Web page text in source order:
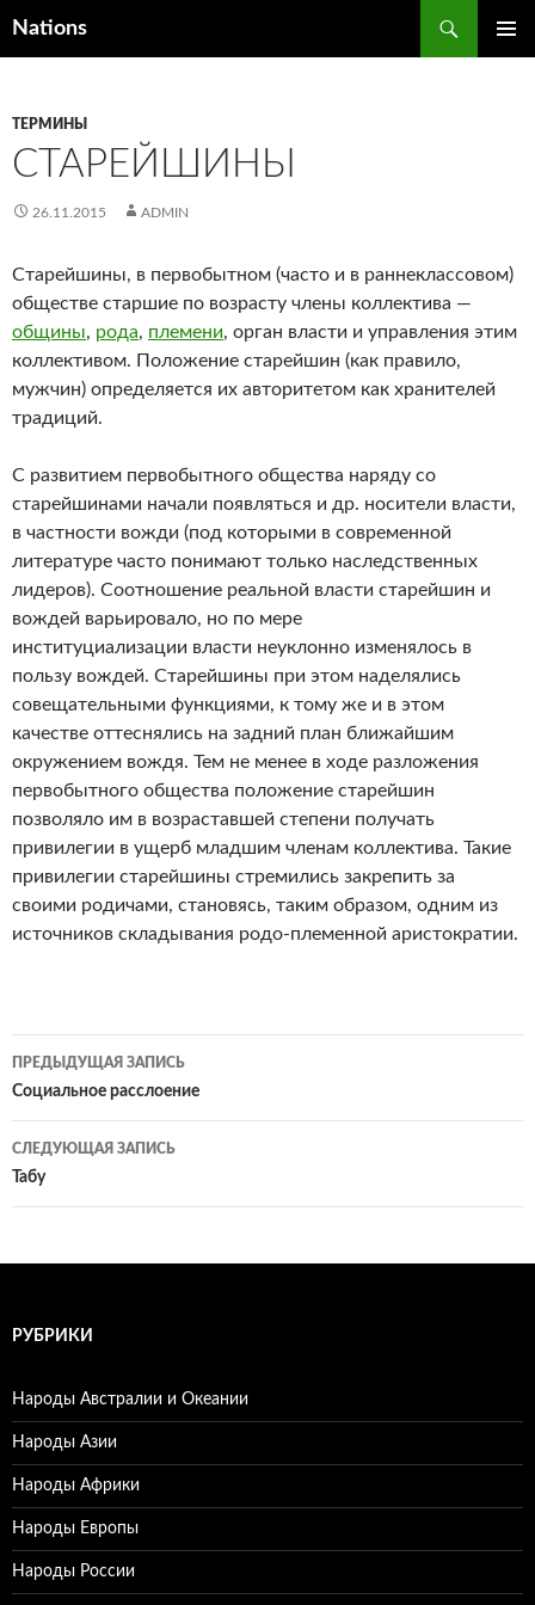
Nations
ТЕРМИНЫ
СТАРЕЙШИНЫ
26.11.2015 ADMIN
Старейшины, в первобытном (часто и в раннеклассовом)
обществе старшие по возрасту члены коллектива —
общины, рода, племени, орган власти и управления этим
коллективом. Положение старейшин (как правило,
мужчин) определяется их авторитетом как хранителей
традиций.
С развитием первобытного общества наряду со
старейшинами начали появляться и др. носители власти,
в частности вожди (под которыми в современной
литературе часто понимают только наследственных
лидеров). Соотношение реальной власти старейшин и
вождей варьировало, но по мере
институциализации власти неуклонно изменялось в
пользу вождей. Старейшины при этом наделялись
совещательными функциями, к тому же и в этом
качестве оттеснялись на задний план ближайшим
окружением вождя. Тем не менее в ходе разложения
первобытного общества положение старейшин
позволяло им в возраставшей степени получать
привилегии в ущерб младшим членам коллектива. Такие
привилегии старейшины стремились закрепить за
своими родичами, становясь, таким образом, одним из
источников складывания родо-племенной аристократии.
Навигация
по
записям
ПРЕДЫДУЩАЯ ЗАПИСЬ
Социальное расслоение
СЛЕДУЮЩАЯ ЗАПИСЬ
Табу
РУБРИКИ
Народы Австралии и Океании
Народы Азии
Народы Африки
Народы Европы
Народы России